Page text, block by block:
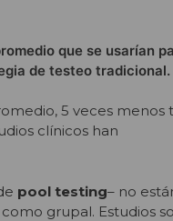
que se usarían
de testeo tradicional.
5 veces menos
clínicos han
pool testing– no
grupal. Estudios